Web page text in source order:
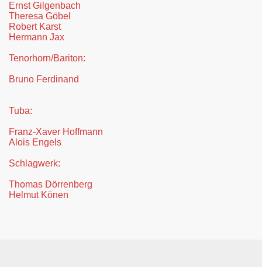
Ernst Gilgenbach
Theresa Göbel
Robert Karst
Hermann Jax
Tenorhorn/Bariton:
Bruno Ferdinand
Tuba:
Franz-Xaver Hoffmann
Alois Engels
Schlagwerk:
Thomas Dörrenberg
Helmut Könen